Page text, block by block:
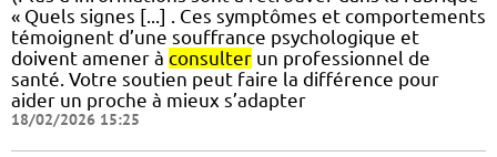
« Quels signes [...] . Ces symptômes et comportements
témoignent d’une souffrance psychologique et
doivent amener à consulter un professionnel de
santé. Votre soutien peut faire la différence pour
aider un proche à mieux s’adapter
18/02/2026 15:25